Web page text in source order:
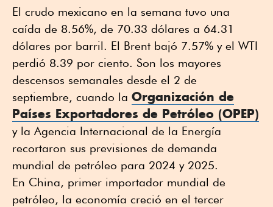
El crudo mexicano en la semana tuvo una
caída de 8.56%, de 70.33 dólares a 64.31
dólares por barril. El Brent bajó 7.57% y el WTI
perdió 8.39 por ciento. Son los mayores
descensos semanales desde el 2 de
septiembre, cuando la Organización de
Países Exportadores de Petróleo (OPEP)
y la Agencia Internacional de la Energía
recortaron sus previsiones de demanda
mundial de petróleo para 2024 y 2025.
En China, primer importador mundial de
petróleo, la economía creció en el tercer